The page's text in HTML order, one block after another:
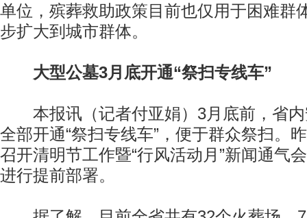
单位，殡葬救助政策目前也仅用于困难群
步扩大到城市群体。
大型公墓3月底开通“祭扫专线车”
本报讯（记者付亚娟）3月底前，省内
全部开通“祭扫专线车”，便于群众祭扫。
召开清明节工作暨“行风活动月”新闻通气
进行提前部署。